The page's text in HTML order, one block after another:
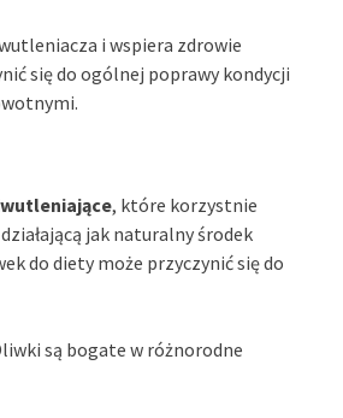
i wspiera zdrowie
się do ogólnej poprawy kondycji
, które korzystnie
jak naturalny środek
do diety może przyczynić się do
są bogate w różnorodne